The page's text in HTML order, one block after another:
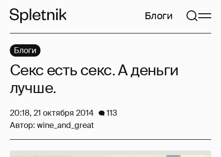
Блоги
Блоги
Cекс есть секс. А деньги
лучше.
20:18, 21 октября 2014
113
Автор: wine_and_great